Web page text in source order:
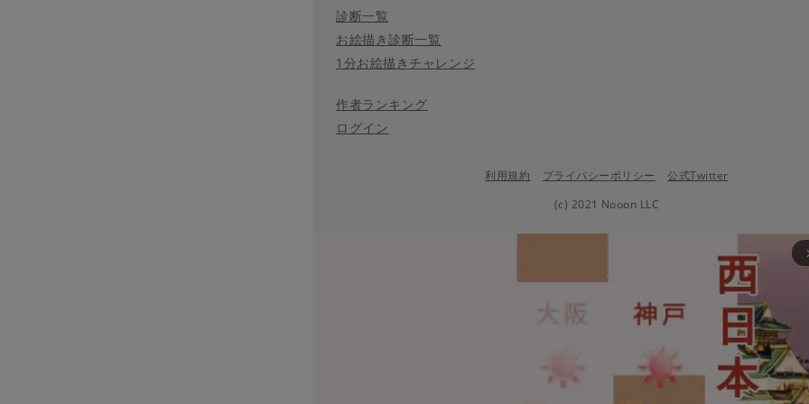
診断一覧
お絵描き診断一覧
1分お絵描きチャレンジ
作者ランキング
ログイン
利用規約 プライバシーポリシー
公式Twitter
(c) 2021 Nooon LLC